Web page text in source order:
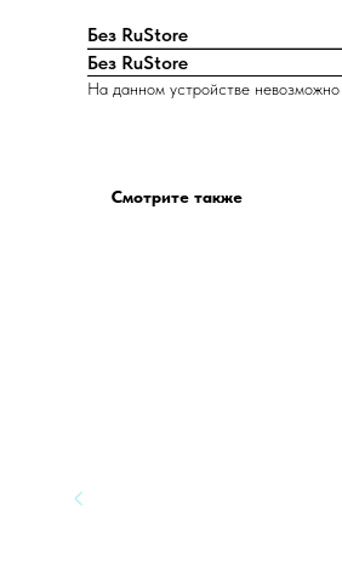
Без RuStore
Без RuStore
На данном устройстве
Смотрите также